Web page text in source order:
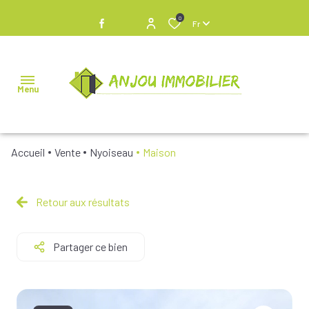
0
Fr
Menu
VENDRE
BIENS
Accueil Vente Nyoiseau Maison
Retour aux résultats
Partager ce bien